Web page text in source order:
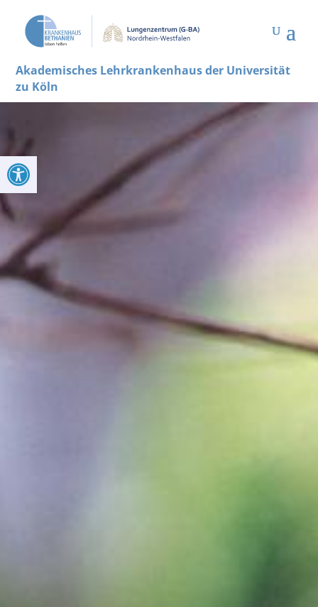
Werkzeugleiste öffnen
Akademisches Lehrkrankenhaus der Universität
zu Köln